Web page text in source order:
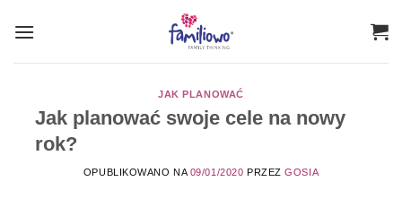
JAK PLANOWAĆ
Jak planować swoje cele na nowy
rok?
OPUBLIKOWANO NA 09/01/2020 PRZEZGOSIA